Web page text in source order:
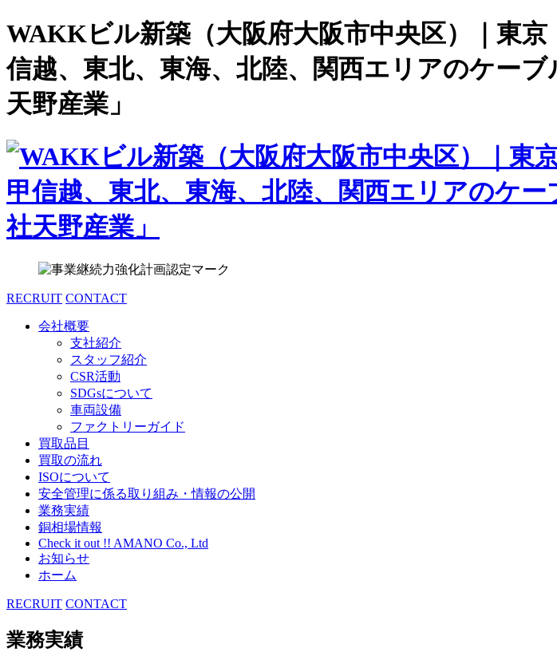
WAKKビル新築（大阪府大阪市中央区）｜東
信越、東北、東海、北陸、関西エリアのケー
天野産業」
RECRUIT CONTACT
会社概要
支社紹介
スタッフ紹介
CSR活動
SDGsについて
車両設備
ファクトリーガイド
買取品目
買取の流れ
ISOについて
安全管理に係る取り組み・情報の公開
業務実績
銅相場情報
Check it out !! AMANO Co., Ltd
お知らせ
ホーム
RECRUIT CONTACT
業務実績